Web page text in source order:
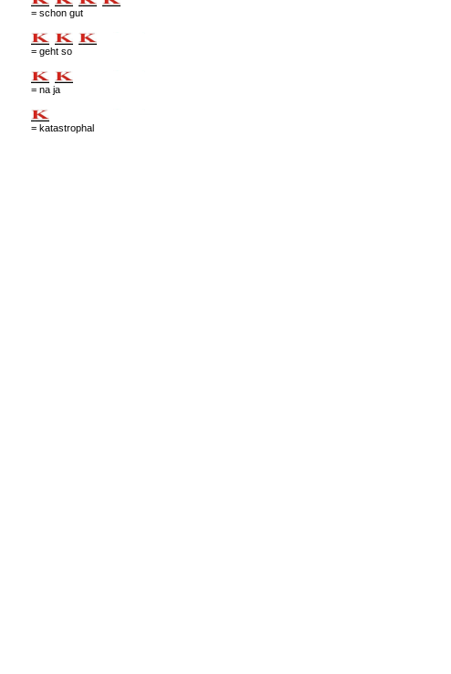
= schon gut
= geht so
= na ja
= katastrophal